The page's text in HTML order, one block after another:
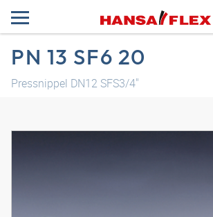
PN 13 SF6 20
Pressnippel DN12 SFS3/4"